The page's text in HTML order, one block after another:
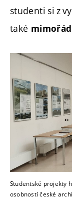
studenti si z
také
Studentské projekty
osobností české